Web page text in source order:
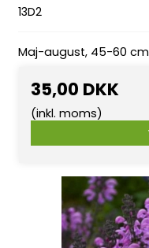
13D2
Maj-august, 45-60 cm
35,00 DKK
(inkl. moms)